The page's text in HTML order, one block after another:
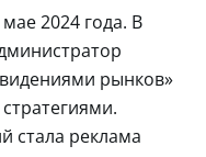
2024 года. В
рынков»
стала реклама